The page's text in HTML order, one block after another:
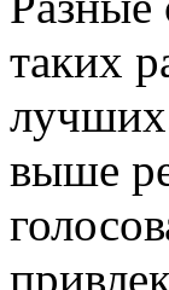
таких
выше